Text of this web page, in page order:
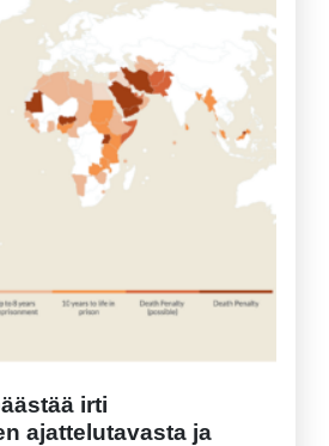
irti
ajattelutavasta ja